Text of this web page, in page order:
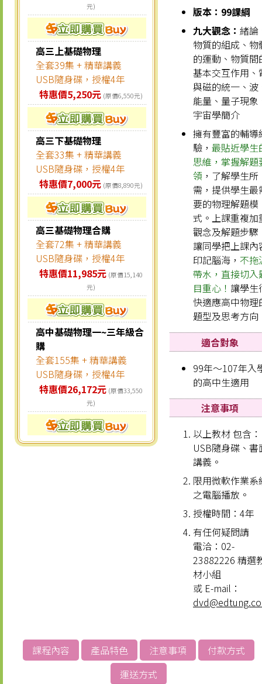
元)
高三上基礎物理
全套39集 + 精華講義
USB隨身碟，授權4年
特惠價5,250元 (原價6,550元)
高三下基礎物理
全套33集 + 精華講義
USB隨身碟，授權4年
特惠價7,000元 (原價8,890元)
高三基礎物理合購
全套72集 + 精華講義
USB隨身碟，授權4年
特惠價11,985元 (原價15,140
元)
高中基礎物理一~三年級合
購
全套155集 + 精華講義
USB隨身碟，授權4年
特惠價26,172元 (原價33,550
元)
版本：99課綱
九大觀念： 緒論
物質的組成、物
的運動、物質間
基本交互作用、
與磁的統一、波
能量、量子現象
宇宙學簡介
擁有豐富的輔導
驗， 最貼近學生
思維，掌握解題
領 ，了解學生所
需，提供學生最
要的物理解題模
式。上課重複加
觀念及解題步驟
讓同學把上課內
印記腦海， 不拖
帶水，直接切入
目重心！ 讓學生
快適應高中物理
題型及思考方向
適合對象
99年～107年入
的高中生適用
注意事項
以上教材 包含：
USB隨身碟、書
講義。
限用微軟作業系
之電腦播放。
授權時間：4年
有任何疑問請
電洽：02-
23882226 精選
材小組
或 E-mail：
課程內容 產品特色 注意事項
付款方式
運送方式